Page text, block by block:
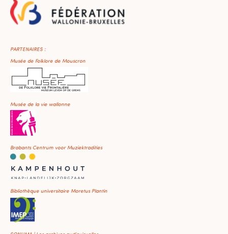
PARTENAIRES :
Musée de Folklore de Mouscron
Musée de la vie wallonne
Brabants Centrum voor Muziektradities
Bibliothèque universitaire Moretus Plantin